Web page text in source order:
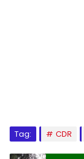
Tag: CDR